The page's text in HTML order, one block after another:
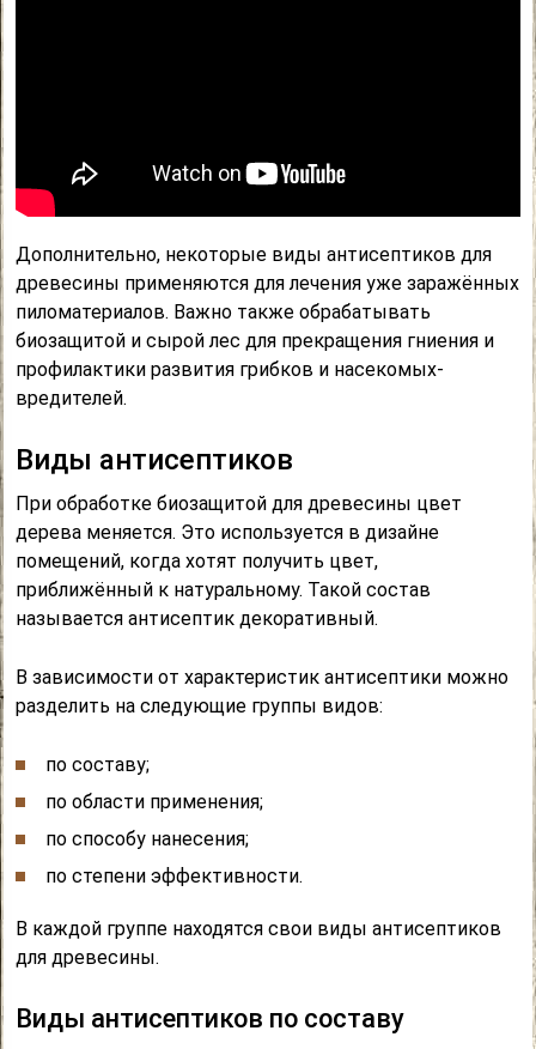
Дополнительно, некоторые виды антисептиков для
древесины применяются для лечения уже заражённых
пиломатериалов. Важно также обрабатывать
биозащитой и сырой лес для прекращения гниения и
профилактики развития грибков и насекомых-
вредителей.
Виды антисептиков
При обработке биозащитой для древесины цвет
дерева меняется. Это используется в дизайне
помещений, когда хотят получить цвет,
приближённый к натуральному. Такой состав
называется антисептик декоративный.
В зависимости от характеристик антисептики можно
разделить на следующие группы видов:
по составу;
по области применения;
по способу нанесения;
по степени эффективности.
В каждой группе находятся свои виды антисептиков
для древесины.
Виды антисептиков по составу